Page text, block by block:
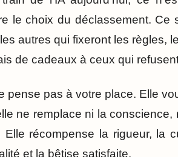
le choix du déclassement.
autres qui fixeront les règles,
de cadeaux à ceux qui
pense pas à votre place. Elle
ne remplace ni la
Elle récompense la rigueur, la
et la bêtise satisfaite.